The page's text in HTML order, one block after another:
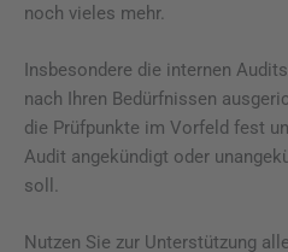
noch vieles mehr.
Insbesondere die internen
nach Ihren Bedürfnissen
die Prüfpunkte im Vorfeld fest
Audit angekündigt oder
soll.
Nutzen Sie zur Unterstützung